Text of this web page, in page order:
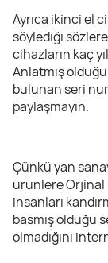
Ayrıca ikinci el
söylediği
cihazların kaç
Anlatmış
bulunan seri
paylaşmayın.
Çünkü yan
ürünlere Orjinal
insanları
basmış olduğu
olmadığını